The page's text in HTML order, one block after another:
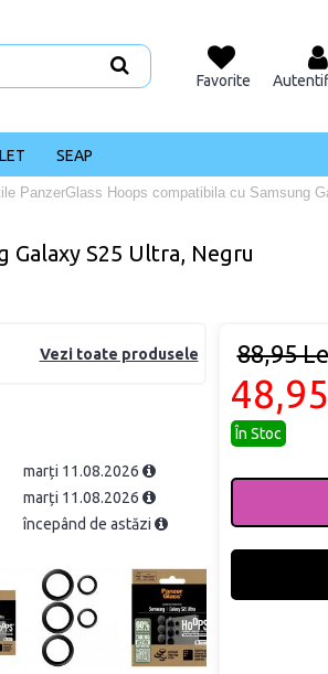
Favorite
SEAP
PanzerGlass Hoops compatibila cu Samsung
Galaxy S25 Ultra, Negru
Vezi toate produsele
marți 11.08.2026
marți 11.08.2026
începând de astăzi
88,95
În Stoc